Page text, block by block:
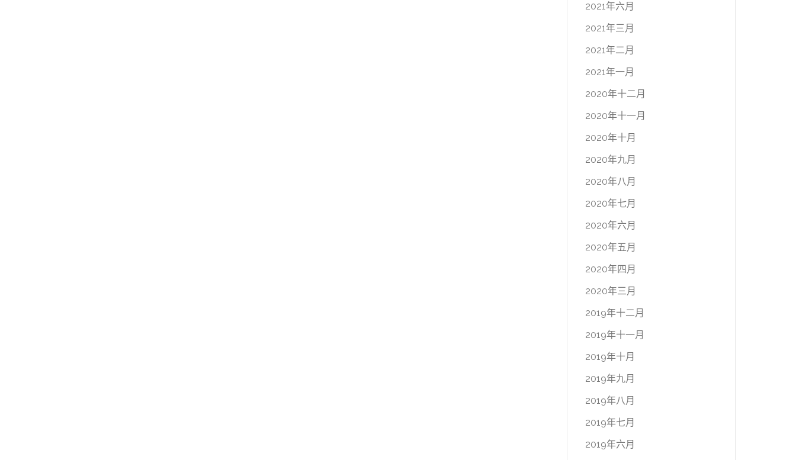
2021年六月
2021年三月
2021年二月
2021年一月
2020年十二月
2020年十一月
2020年十月
2020年九月
2020年八月
2020年七月
2020年六月
2020年五月
2020年四月
2020年三月
2019年十二月
2019年十一月
2019年十月
2019年九月
2019年八月
2019年七月
2019年六月